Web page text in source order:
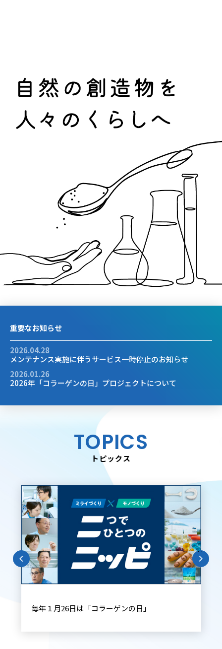
重要なお知らせ
2026.04.28
メンテナンス実施に伴うサービス一時停止のお知らせ
2026.01.26
2026年「コラーゲンの日」プロジェクトについて
TOPICS
トピックス
毎年１月26日は「コラーゲンの日」
Next